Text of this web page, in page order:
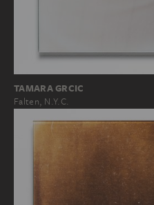
TAMARA GRCIC
Falten, N.Y.C.